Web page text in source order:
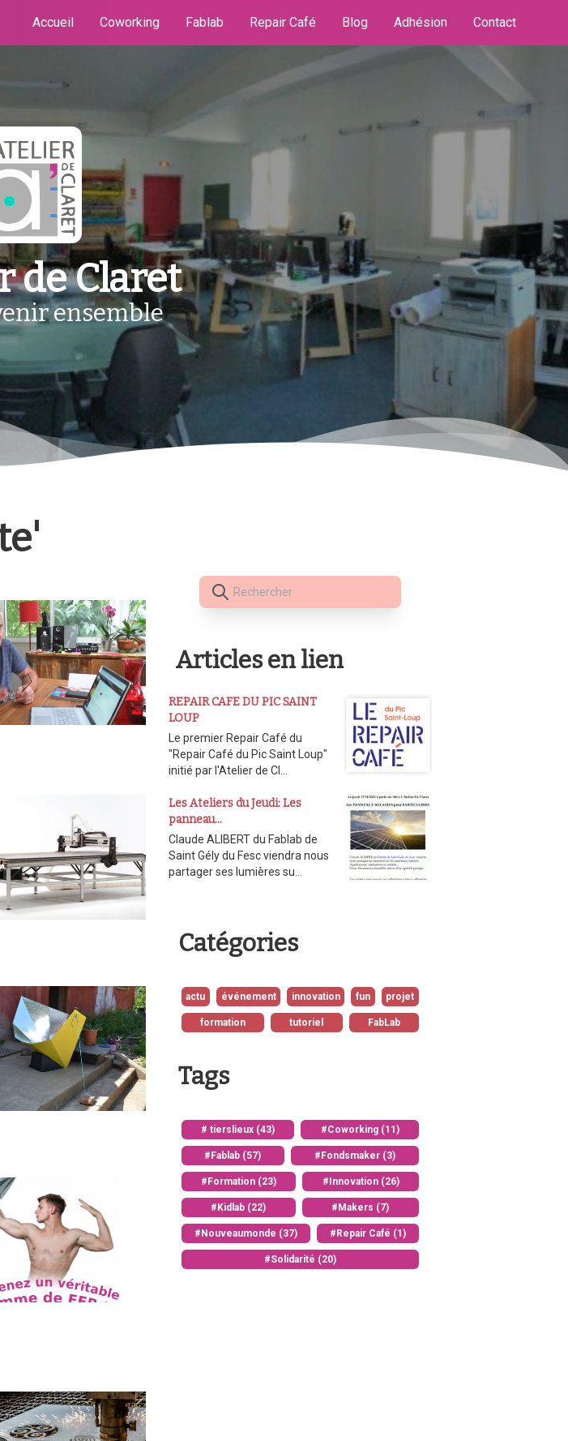
Accueil Coworking Fablab Repair Café Blog Adhésion Contact
de Claret
ensemble
Articles en lien
REPAIR CAFE DU PIC SAINT
LOUP
Le premier Repair Café du
"Repair Café du Pic Saint Loup"
initié par l'Atelier de Cl…
Les Ateliers du Jeudi: Les
panneau…
Claude ALIBERT du Fablab de
Saint Gély du Fesc viendra nous
partager ses lumières su…
Catégories
actu événement innovation fun projet
formation tutoriel FabLab
Tags
# tierslieux (43) #Coworking (11)
#Fablab (57) #Fondsmaker (3)
#Formation (23) #Innovation (26)
#Kidlab (22) #Makers (7)
#Nouveaumonde (37) #Repair Café (1)
#Solidarité (20)